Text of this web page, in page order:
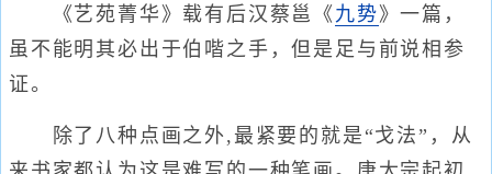
《艺苑菁华》载有后汉蔡邕《 九势》一篇，
虽不能明其必出于伯喈之手，但是足与前说相参
证。
除了八种点画之外,最紧要的就是“戈法”，从